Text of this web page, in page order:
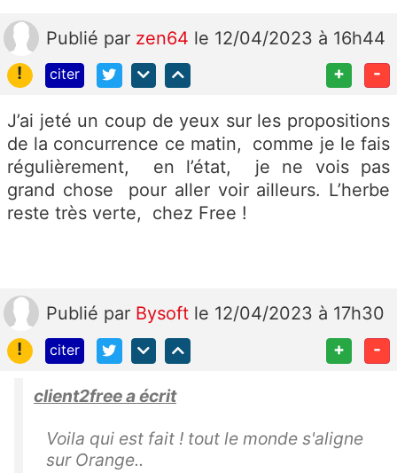
Publié par zen64 le 12/04/2023 à 16h44
!
citer + -
J’ai jeté un coup de yeux sur les propositions
de la concurrence ce matin, comme je le fais
régulièrement, en l’état, je ne vois pas
grand chose pour aller voir ailleurs. L’herbe
reste très verte, chez Free !
Publié par Bysoft le 12/04/2023 à 17h30
!
citer + -
client2free a écrit
Voila qui est fait ! tout le monde s'aligne
sur Orange..